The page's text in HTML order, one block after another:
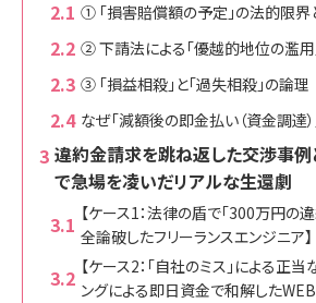
① 「損害賠償額の予定」の法的限
② 下請法による「優越的地位の濫用
③ 「損益相殺」と「過失相殺」の論理
なぜ「減額後の即金払い（資金調達
違約金請求を跳ね返した交渉事例
で急場を凌いだリアルな生還劇
【ケース1：法律の盾で「300万円の
全論破したフリーランスエンジニア】
【ケース2：「自社のミス」による正当
ングによる即日資金で和解した